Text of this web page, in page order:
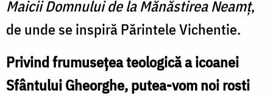
Maicii Domnului de la Mănăstirea Neamț,
de unde se inspiră Părintele Vichentie.
Privind frumusețea teologică a icoanei
Sfântului Gheorghe, putea-vom noi rosti